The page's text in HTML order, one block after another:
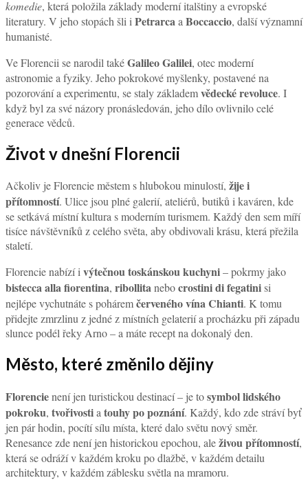
komedie, která položila základy moderní italštiny a evropské
literatury. V jeho stopách šli iPetrarcaaBoccaccio, další významní
humanisté.
Ve Florencii se narodil takéGalileo Galilei, otec moderní
astronomie a fyziky. Jeho pokrokové myšlenky, postavené na
pozorování a experimentu, se staly základemvědecké revoluce. I
když byl za své názory pronásledován, jeho dílo ovlivnilo celé
generace vědců.
Život v dnešní Florencii
Ačkoliv je Florencie městem s hlubokou minulostí, žije i
přítomností. Ulice jsou plné galerií, ateliérů, butiků i kaváren, kde
se setkává místní kultura s moderním turismem. Každý den sem míří
tisíce návštěvníků z celého světa, aby obdivovali krásu, která přežila
staletí.
Florencie nabízí i výtečnou toskánskou kuchyni– pokrmy jako
bistecca alla fiorentina, ribollitanebocrostini di fegatinisi
nejlépe vychutnáte s poháremčerveného vína Chianti. K tomu
přidejte zmrzlinu z jedné z místních gelaterií a procházku při západu
slunce podél řeky Arno – a máte recept na dokonalý den.
Město, které změnilo dějiny
Florencienení jen turistickou destinací – je tosymbol lidského
pokroku, tvořivostia touhy po poznání. Každý, kdo zde stráví byť
jen pár hodin, pocítí sílu místa, které dalo světu nový směr.
Renesance zde není jen historickou epochou, aleživou přítomností,
která se odráží v každém kroku po dlažbě, v každém detailu
architektury, v každém záblesku světla na mramoru.